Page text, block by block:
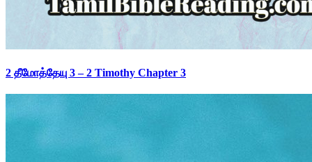
2 தீமோத்தேயு 3 – 2 Timothy Chapter 3